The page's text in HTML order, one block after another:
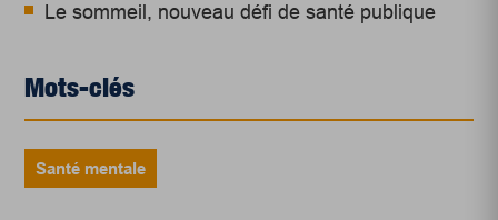
Le sommeil, nouveau défi de santé publique
Mots-clés
Santé mentale